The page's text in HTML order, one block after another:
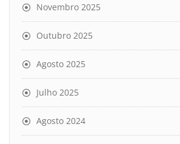
Novembro 2025
Outubro 2025
Agosto 2025
Julho 2025
Agosto 2024